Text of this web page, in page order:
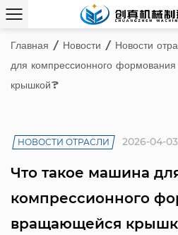
Главная / Новости / Новости
для компрессионного
крышкой?
НОВОСТИ ОТРАСЛИ 2026-04-03
Что такое машина
компрессионного
вращающейся